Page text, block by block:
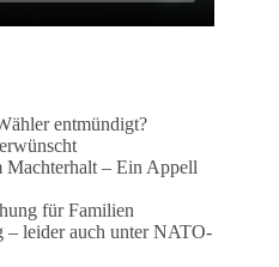
entmündigt?
Machterhalt – Ein Appell
für Familien
– leider auch unter NATO-